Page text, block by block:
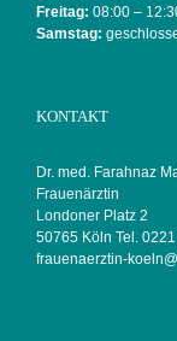
Freitag: 08:00 –
Samstag:
KONTAKT
Dr. med. Farahnaz
Frauenärztin
Londoner Platz 2
50765 Köln Tel.
frauenaerztin-